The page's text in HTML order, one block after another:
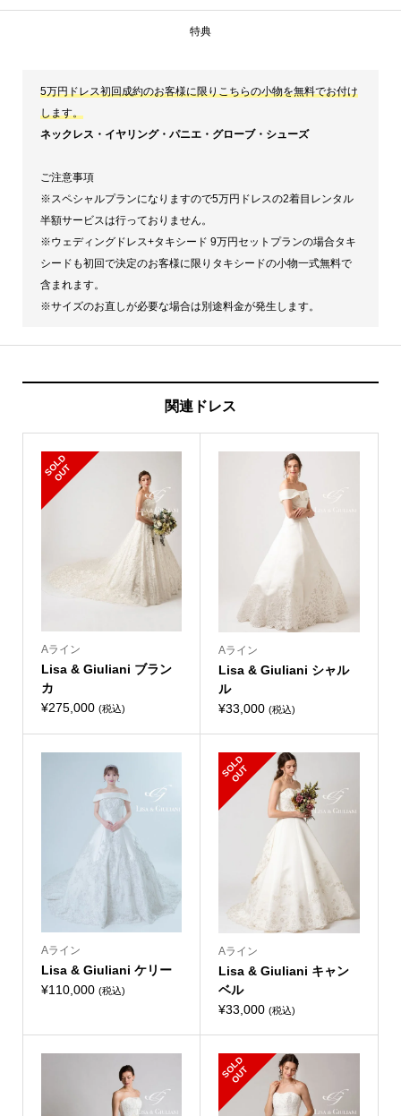
特典
5万円ドレス初回成約のお客様に限りこちらの小物を無料でお付け
します。
ネックレス・イヤリング・パニエ・グローブ・シューズ
ご注意事項
※スペシャルプランになりますので5万円ドレスの2着目レンタル
半額サービスは行っておりません。
※ウェディングドレス+タキシード 9万円セットプランの場合タキ
シードも初回で決定のお客様に限りタキシードの小物一式無料で
含まれます。
※サイズのお直しが必要な場合は別途料金が発生します。
関連ドレス
S
O
L
D
O
U
T
Aライン
Lisa & Giuliani ブラン
カ
¥275,000 (税込)
Aライン
Lisa & Giuliani シャル
ル
¥33,000 (税込)
Aライン
Lisa & Giuliani ケリー
¥110,000 (税込)
S
O
L
D
O
U
T
Aライン
Lisa & Giuliani キャン
ベル
¥33,000 (税込)
S
O
L
D
O
U
T